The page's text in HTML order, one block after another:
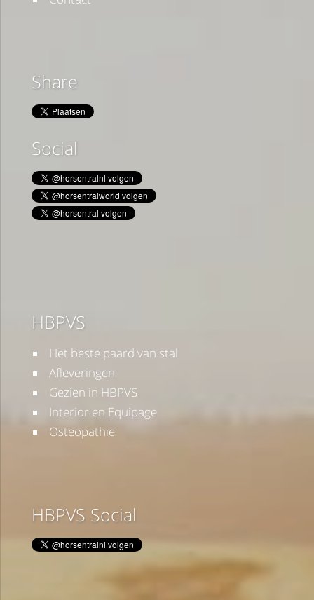
Share
Social
HBPVS
Het beste paard van stal
Afleveringen
Gezien in HBPVS
Interior en Equipage
Osteopathie
HBPVS Social